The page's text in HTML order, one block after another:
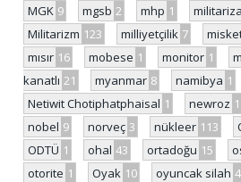
MGK 9 mgsb 2 mhp 1
Militarizm 123 milliyetçilik 7
mısır 16 mobese 1 monitor 1
kanatlı 21 myanmar 8 namibya 1
Netiwit Chotiphatphaisal 1 newroz 1
nobel 9 norveç 3 nükleer 113
ODTÜ 1 ohal 43 ortadoğu 15
otorite 1 Oyak 10 oyuncak silah 4